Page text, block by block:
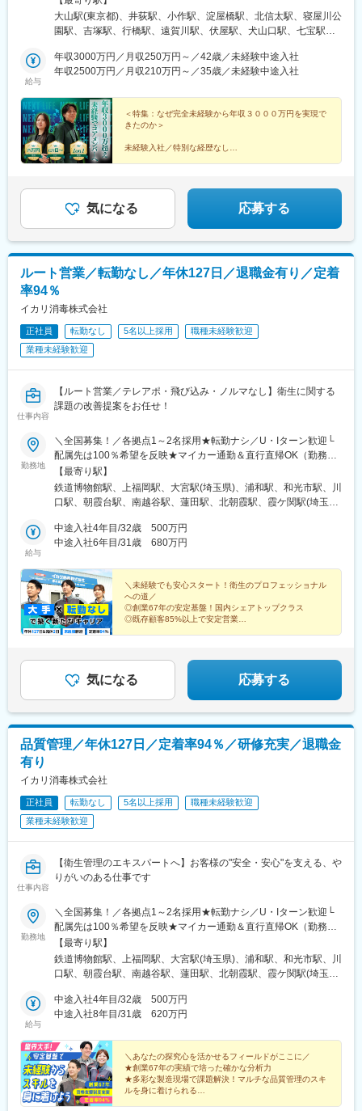
◎地域に根ざして働きつつ、キャリアアップや高収入を目指せる
環境をご用意しています。【本社】 大阪府大阪市中央区伏見町4
東エリアを中心としたプロジェクト先（勤務地は、ご希望や現在
のお住まいを考慮して決定します◎）※転居を伴う転勤はありませ
大山駅(東京都)、井荻駅、小作駅、淀屋橋駅、北信太駅、寝屋川公
園駅、吉塚駅、行橋駅、遠賀川駅、伏屋駅、犬山口駅、七宝駅、
駅、九重駅、滑河駅、大網駅、蛍池駅、三木駅(神戸電鉄線)、山陽
網干駅、山城青谷駅、五位堂駅、学園前駅(奈良県)、三瀬谷駅、亀
線)、久津川駅、和歌山港駅、前橋大島駅、吉井駅(群馬県)、つく
ば駅、下妻駅、高久駅、ゆいの杜東駅、西ノ口駅、磐田駅、土岐
市駅、鵜沼宿駅、モレラ岐阜駅、上田駅、新居浜駅、伊予三島
駅、川之江駅、高島駅(岡山県)、早島駅、高瀬駅(香川県)、滝の茶
屋駅、具同駅、あき総合病院前駅、山田西町駅、廿日市駅、広
(ＩＲいしかわ鉄道線)、西加積駅、東野尻駅、三沢駅(青森県)、板
柳駅、脇ノ沢駅、石鳥谷駅、矢幅駅、扇田駅、十文字駅、原ノ町
駅、保原駅、会津若松駅、南鳥海駅、鶴岡駅、赤湯駅、卸町駅(宮
駅、天ケ瀬駅、有佐駅、南小樽駅、稲積公園駅、苫小牧駅、千歳
駅(北海道)、浦添前田駅、那覇空港駅(鉄道)、肥後橋駅、狛江駅、
大阪空港駅(大阪モノレール)、富雄駅、芳賀台駅、安芸駅、土佐山
田駅、広電廿日市駅、上保原駅、大江橋駅、球場前駅(高知県)、山
給与
年収3000万円／月収250万円～／42歳／未経験中途入社
年収2500万円／月収210万円～／35歳／未経験中途入社
＜特集：なぜ完全未経験から年収３０００万円を実現で
きたのか＞
未経験入社／特別な経歴なし
人生を変えた、リアルな声を集めました。
▼続きは特集記事へ▼
気になる 応募する
ルート営業／転勤なし／年休127日／退職金有り／定着
率94％
イカリ消毒株式会社
正社員 転勤なし 5名以上採用
職種未経験歓迎
業種未経験歓迎
仕事内容
【ルート営業／テレアポ・飛び込み・ノルマなし】衛生に関する
課題の改善提案をお任せ！
勤務地
＼全国募集！／各拠点1～2名採用★転勤ナシ／U・Iターン歓迎└
配属先は100％希望を反映★マイカー通勤＆直行直帰OK（勤務地
や現場による）＼積極採用エリア／【北海道】北海道／旭川市、
北見市、釧路市【東北】宮城県／仙台市【関東】茨城県／つくば
市 東京都／江東区、町田市、武蔵村山市 埼玉県
伊勢原市 山梨県／中央市【東海】岐阜県／羽島
市 愛知県／名古屋市、知立市 三重県／四日市市
市 大阪府／東大阪市 兵庫県／加古川市、神戸
市、西宮市【中国】鳥取県／米子市 岡山県／岡山市【四
国】徳島県／徳島市 広島県／福山市【九州】福岡県／福
岡市 熊本県／熊本市 鹿児島県／鹿児島市※詳しい
所在地は当社HPをご覧ください。
【最寄り駅】
鉄道博物館駅、上福岡駅、大宮駅(埼玉県)、浦和駅、和光市駅、川
口駅、朝霞台駅、南越谷駅、蓮田駅、北朝霞駅、霞ケ関駅(埼玉
心駅、武蔵浦和駅、所沢駅、北浦和駅、志木駅、草加駅、上尾
駅、東川口駅、谷塚駅、朝霞駅、春日部駅、戸田公園駅、東大宮
駅、せんげん台駅、与野駅、熊谷駅、本川越駅、新所沢駅、越谷
駅、代々木駅、新宿駅、渋谷駅、池袋駅、四ツ谷駅、大手町駅(東
京都)、新秋津駅、品川駅、市ケ谷駅、石神井公園駅、馬喰町駅、
京成金町駅、北千住駅、分倍河原駅、汐留駅、秋葉原駅、高田馬
場駅、立川駅、小竹向原駅、下北沢駅、上野駅、大塚駅前駅、井
駅、国立駅、神保町駅、九段下駅、浜松町駅、五反田駅、要町
駅、笹塚駅、武蔵砂川駅、淵野辺駅、愛甲石田駅、新羽駅、善行
駅、横浜駅、京急川崎駅、相模原駅、武蔵中原駅、三ツ境駅、武
模原駅、鶴見駅、上大岡駅、桜木町駅、小田原駅、長津田駅、海
老名駅(相模線)、あざみ野駅、本厚木駅、新百合ケ丘駅、相模大野
神線)、京橋駅(大阪府)、堺筋本町駅、和泉府中駅、鶴橋駅、東梅
高槻駅、新今宮駅前駅、北野田駅、西梅田駅、森ノ宮駅、谷町六
丁目駅、新今宮駅、茨木駅、西大橋駅、都島駅、天下茶屋駅、淀
駅、長田駅(大阪府)、春田駅、覚王山駅、知立駅、近鉄名古屋駅、
金山駅(愛知県)、共和駅、伏見駅(愛知県)、豊橋駅、矢場町駅、藤
崎駅、大曽根駅、神宮前駅、豊田市駅、三郷駅(愛知県)、一社駅、
鳴海駅、池下駅、江南駅(愛知県)、岩塚駅、神領駅、桜山駅、刈谷
駅、西春駅、塩釜口駅、大元駅、岡山駅、中庄駅、東岡山駅、西
大寺駅、新倉敷駅、上島駅、浜松駅、曳馬駅、天竜川駅、助信
駅、八幡駅(静岡県)、企救丘駅、南小倉駅、香春口三萩野駅、折尾
駅、小倉駅(福岡県)、黒崎駅、上鳥羽口駅、京都駅、竹田駅(京都
府)、京阪山科駅、烏丸駅、郡山富田駅、郡山駅(福島県)、安積永
盛駅、須賀川駅、福島駅(福島県)、東山公園駅(鳥取県)、米子駅、
崎駅、山梨市駅、韮崎駅、酒折駅、東比恵駅、博多駅、西鉄福岡
駅、中洲川端駅、北長岡駅、越後湯沢駅、浦佐駅、燕三条駅、浜
の宮駅、加古川駅、桜島桟橋通駅、鹿児島駅、札幌駅、さっぽろ
駅、旭川四条駅、深川駅、三郷駅(埼玉県)、東新潟駅、新潟駅、亀
田駅、新津駅、豊栄駅、内野駅、西宮駅、西宮北口駅、芦屋駅(東
給与
中途入社4年目/32歳 500万円
中途入社6年目/31歳 680万円
＼未経験でも安心スタート！衛生のプロフェッショナル
への道／
◎創業67年の安定基盤！国内シェアトップクラス
◎既存顧客85%以上で安定営業
気になる 応募する
品質管理／年休127日／定着率94％／研修充実／退職金
有り
イカリ消毒株式会社
正社員 転勤なし 5名以上採用
職種未経験歓迎
業種未経験歓迎
仕事内容
【衛生管理のエキスパートへ】お客様の"安全・安心"を支える、や
りがいのある仕事です
勤務地
＼全国募集！／各拠点1～2名採用★転勤ナシ／U・Iターン歓迎└
配属先は100％希望を反映★マイカー通勤＆直行直帰OK（勤務地
や現場による）＼積極採用エリア／【北海道】北海道／旭川市、
北見市、釧路市【東北】宮城県／仙台市【関東】茨城県／つくば
市 東京都／江東区、町田市、武蔵村山市 埼玉県
伊勢原市 山梨県／中央市【東海】岐阜県／羽島
市 愛知県／名古屋市、知立市 三重県／四日市市
市 大阪府／東大阪市 兵庫県／加古川市、神戸
市、西宮市【中国】鳥取県／米子市 岡山県／岡山市【四
国】徳島県／徳島市 広島県／福山市【九州】福岡県／福
岡市 熊本県／熊本市 鹿児島県／鹿児島市※詳しい
所在地は当社HPをご覧ください。
【最寄り駅】
鉄道博物館駅、上福岡駅、大宮駅(埼玉県)、浦和駅、和光市駅、川
口駅、朝霞台駅、南越谷駅、蓮田駅、北朝霞駅、霞ケ関駅(埼玉
心駅、武蔵浦和駅、所沢駅、北浦和駅、志木駅、草加駅、上尾
駅、東川口駅、谷塚駅、朝霞駅、春日部駅、戸田公園駅、東大宮
駅、せんげん台駅、与野駅、熊谷駅、本川越駅、新所沢駅、越谷
駅、代々木駅、新宿駅、渋谷駅、池袋駅、四ツ谷駅、大手町駅(東
京都)、新秋津駅、品川駅、市ケ谷駅、石神井公園駅、馬喰町駅、
京成金町駅、北千住駅、分倍河原駅、汐留駅、秋葉原駅、高田馬
場駅、立川駅、小竹向原駅、下北沢駅、上野駅、大塚駅前駅、井
給与
中途入社4年目/32歳 500万円
中途入社8年目/31歳 620万円
＼あなたの探究心を活かせるフィールドがここに／
★創業67年の実績で培った確かな分析力
★多彩な製造現場で課題解決！マルチな品質管理のスキ
ルを身に着けられる